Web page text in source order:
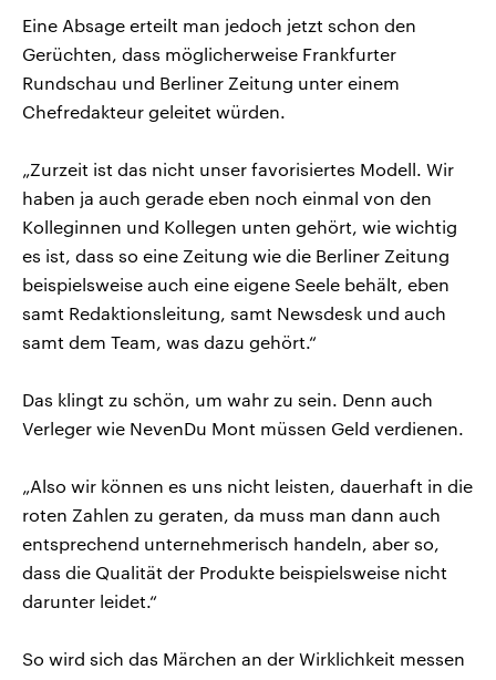
Eine Absage erteilt man jedoch jetzt schon den
Gerüchten, dass möglicherweise Frankfurter
Rundschau und Berliner Zeitung unter einem
Chefredakteur geleitet würden.
„Zurzeit ist das nicht unser favorisiertes Modell. Wir
haben ja auch gerade eben noch einmal von den
Kolleginnen und Kollegen unten gehört, wie wichtig
es ist, dass so eine Zeitung wie die Berliner Zeitung
beispielsweise auch eine eigene Seele behält, eben
samt Redaktionsleitung, samt Newsdesk und auch
samt dem Team, was dazu gehört.“
Das klingt zu schön, um wahr zu sein. Denn auch
Verleger wie NevenDu Mont müssen Geld verdienen.
„Also wir können es uns nicht leisten, dauerhaft in die
roten Zahlen zu geraten, da muss man dann auch
entsprechend unternehmerisch handeln, aber so,
dass die Qualität der Produkte beispielsweise nicht
darunter leidet.“
So wird sich das Märchen an der Wirklichkeit messen